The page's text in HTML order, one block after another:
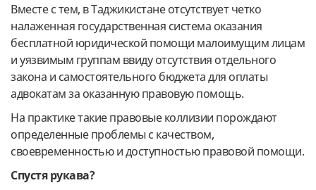
Вместе с тем, в Таджикистане отсутствует четко
налаженная государственная система оказания
бесплатной юридической помощи малоимущим лицам
и уязвимым группам ввиду отсутствия отдельного
закона и самостоятельного бюджета для оплаты
адвокатам за оказанную правовую помощь.
На практике такие правовые коллизии порождают
определенные проблемы с качеством,
своевременностью и доступностью правовой помощи.
Спустя рукава?